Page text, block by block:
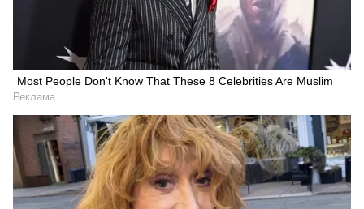
Most People Don't Know That These 8 Celebrities Are Muslim
Реклама